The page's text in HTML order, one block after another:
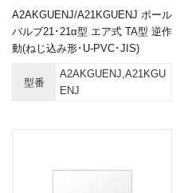
A2AKGUENJ/A21KGUENJ ボール
バルブ21･21α型 エア式 TA型 逆作
動(ねじ込み形･U-PVC･JIS)
型番
A2AKGUENJ,A21KGU
ENJ